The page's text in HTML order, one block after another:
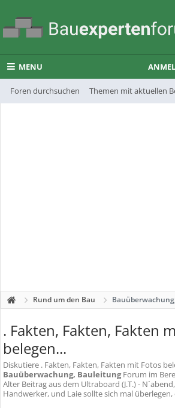
MENU
Foren durchsuchen Themen mit aktuellen
Rund um den Bau
. Fakten, Fakten, Fakten
belegen...
Diskutiere . Fakten, Fakten, Fakten mit Fotos
Bauüberwachung, Bauleitung Forum im
Alter Beitrag aus dem Ultraboard (J.T.) -
Handwerker, und Laie sollte sich mal